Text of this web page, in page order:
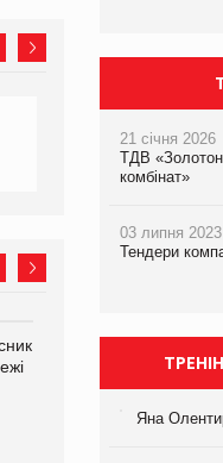
Файно маркет
департаменту
виробництва
21 січня 2026
ТДВ
комбінат»
03 липня 2023
Тендери
Яна